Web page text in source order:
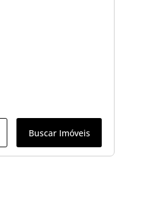
Buscar Imóveis